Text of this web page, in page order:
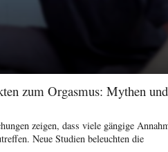
zum Orgasmus: Mythen und
zeigen, dass viele gängige
Neue Studien beleuchten die